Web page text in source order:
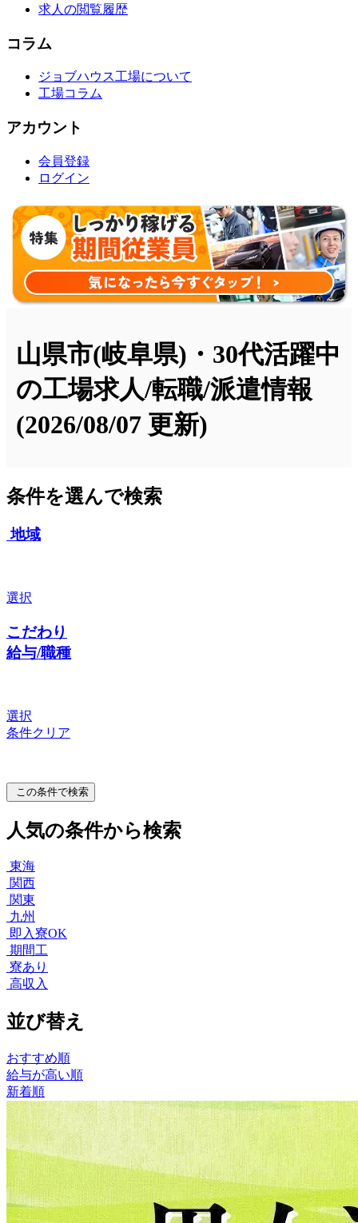
求人の閲覧履歴
コラム
ジョブハウス工場について
工場コラム
アカウント
会員登録
ログイン
山県市(岐阜県)・30代活躍中
の工場求人/転職/派遣情報
(2026/08/07 更新)
条件を選んで検索
地域
選択
こだわり
給与/職種
選択
条件クリア
この条件で検索
人気の条件から検索
東海
関西
関東
九州
即入寮OK
期間工
寮あり
高収入
並び替え
おすすめ順
給与が高い順
新着順